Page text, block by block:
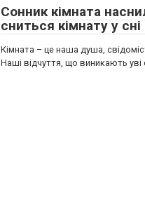
Сонник кімната
сниться кімнату у
Кімната – це наша душа,
Наші відчуття, що виникають уві